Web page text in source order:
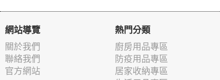
網站導覽
關於我們
聯絡我們
官方網站
熱門分類
廚房用品專區
防疫用品專區
居家收納專區